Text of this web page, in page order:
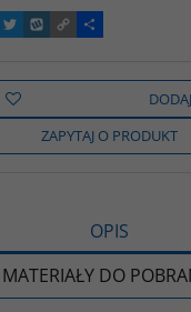
T
w
t
t
e
W
y
o
C
o
y
i
n
k
P
o
z
e
l
s
ZAPYTAJ O PRODUKT
OPIS
MATERIAŁY DO